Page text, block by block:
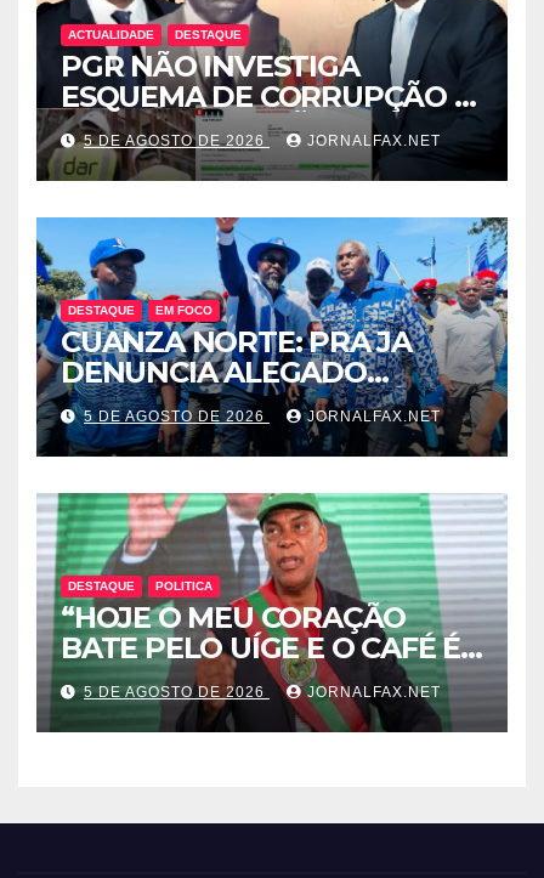
ACTUALIDADE DESTAQUE
PGR NÃO INVESTIGA
ESQUEMA DE CORRUPÇÃO E
SAQUE DE MILHÕES DO
ESTADO QUE ENVOLVE
ÓSCAR TITO CARDOSO
FERNANDES PROTEGIDO
POR EDELTRUDES COSTA
5 DE AGOSTO DE 2026 JORNALFAX.NET
DESTAQUE EM FOCO
CUANZA NORTE: PRA JA
DENUNCIA ALEGADO
ESQUEMA DE INTOLERÂNCIA
POLÍTICA ORQUESTRADO
PELO 1º SECRETÁRIO DO
MPLA JOÃO DIOGO GASPAR
5 DE AGOSTO DE 2026 JORNALFAX.NET
DESTAQUE POLITICA
“HOJE O MEU CORAÇÃO
BATE PELO UÍGE E O CAFÉ É
UMA RIQUEZA QUE DORME E
PODE DESPERTAR ANGOLA”
– DISSE ACJ PRESIDENTE DA
5 DE AGOSTO DE 2026 JORNALFAX.NET